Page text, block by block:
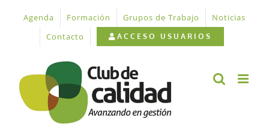
contenido
Agenda Formación Grupos de Trabajo
Noticias
Contacto
ACCESO USUARIOS